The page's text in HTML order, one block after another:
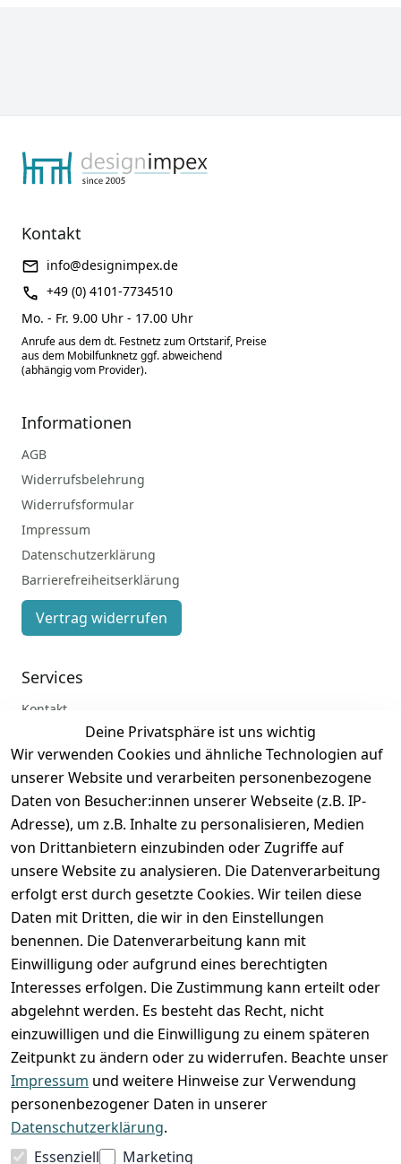
Deine Privatsphäre ist uns wichtig
Wir verwenden Cookies und ähnliche Technologien auf
unserer Website und verarbeiten personenbezogene
Daten von Besucher:innen unserer Webseite (z.B. IP-
Adresse), um z.B. Inhalte zu personalisieren, Medien
von Drittanbietern einzubinden oder Zugriffe auf
unsere Website zu analysieren. Die Datenverarbeitung
erfolgt erst durch gesetzte Cookies. Wir teilen diese
Daten mit Dritten, die wir in den Einstellungen
benennen. Die Datenverarbeitung kann mit
Einwilligung oder aufgrund eines berechtigten
Interesses erfolgen. Die Zustimmung kann erteilt oder
abgelehnt werden. Es besteht das Recht, nicht
einzuwilligen und die Einwilligung zu einem späteren
Zeitpunkt zu ändern oder zu widerrufen. Beachte unser
Impressum und weitere Hinweise zur Verwendung
personenbezogener Daten in unserer
Datenschutzerklärung.
Essenziell
Marketing
Kontakt
info@designimpex.de
+49 (0) 4101-7734510
Mo. - Fr. 9.00 Uhr - 17.00 Uhr
Anrufe aus dem dt. Festnetz zum Ortstarif, Preise
aus dem Mobilfunknetz ggf. abweichend
(abhängig vom Provider).
Informationen
AGB
Widerrufsbelehrung
Widerrufsformular
Impressum
Datenschutzerklärung
Barrierefreiheitserklärung
Vertrag widerrufen
Services
Kontakt
Registrieren
Zahlung und Versand
VORKASSE RECHNUNG